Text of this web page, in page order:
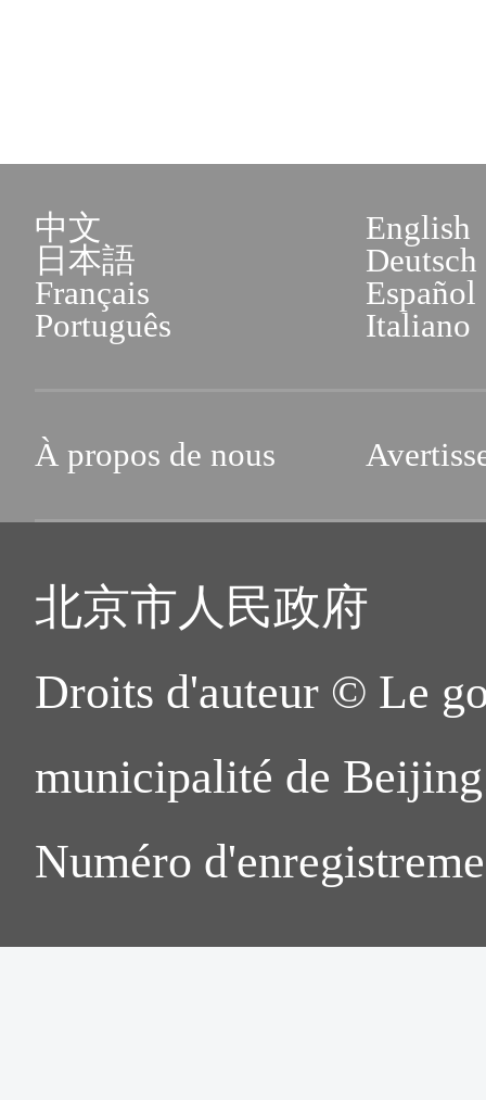
中文
English
日本語
Deutsch
Français
Español
Português
Italiano
À propos de nous
北京市人民政府
Droits d'auteur © Le
municipalité de
Numéro